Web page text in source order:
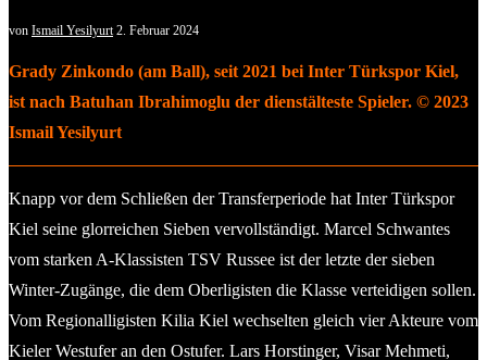
von Ismail Yesilyurt 2. Februar 2024
Grady Zinkondo (am Ball), seit 2021 bei Inter Türkspor Kiel,
ist nach Batuhan Ibrahimoglu der dienstälteste Spieler. © 2023
Ismail Yesilyurt
Knapp vor dem Schließen der Transferperiode hat Inter Türkspor
Kiel seine glorreichen Sieben vervollständigt. Marcel Schwantes
vom starken A-Klassisten TSV Russee ist der letzte der sieben
Winter-Zugänge, die dem Oberligisten die Klasse verteidigen sollen.
Vom Regionalligisten Kilia Kiel wechselten gleich vier Akteure vom
Kieler Westufer an den Ostufer. Lars Horstinger, Visar Mehmeti,